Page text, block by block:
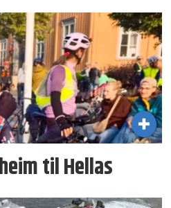
til Hellas